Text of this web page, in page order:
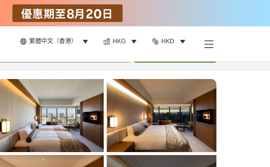
繁體中文（香港） HKG HKD